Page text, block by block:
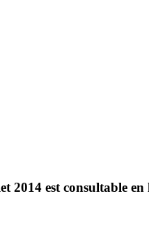
2014 est consultable en